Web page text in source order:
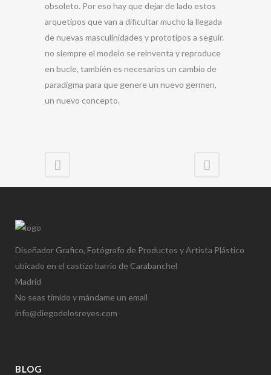
obsoleto. Por eso hay que dejar de lado estos
arquetipos que van a dificultar mucho la llegada
de nuevas masculinidades y prototipos a seguir.
no siempre el modelo se reinventa y reproduce
en bucle, también es necesarios un cambio de
paradigma para que genere un nuevo germen,
un nuevo concepto.
Diseñador Grafico, Fotógrafo de Productos y Artista Plástico
ubicado en el castizo barrio de Carabanchel
Madrid
No seas tímido y mándame un email
info@diegodelosreyes.com
BLOG